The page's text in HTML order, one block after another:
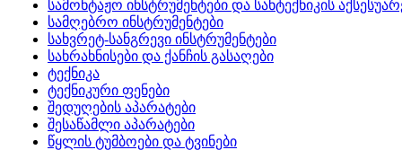
სამონტაჟო ინსტრუმენტები და სანტექნიკის
სამღებრო ინსტრუმენტები
სახვრეტ-სანგრევი ინსტრუმენტები
სახრახნისები და ქანჩის გასაღები
ტექნიკა
ტექნიკური ფენები
შედუღების აპარატები
შესაწამლი აპარატები
წყლის ტუმბოები და ტვინები